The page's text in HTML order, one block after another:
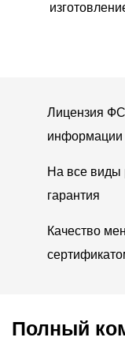
Лицензия
информации
На все виды
гарантия
Качество
Полный